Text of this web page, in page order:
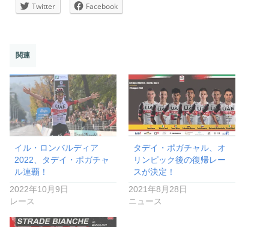
Twitter Facebook
関連
イル・ロンバルディア
2022、タデイ・ポガチャ
ル連覇！
2022年10月9日
レース
タデイ・ポガチャル、オ
リンピック後の復帰レー
スが決定！
2021年8月28日
ニュース